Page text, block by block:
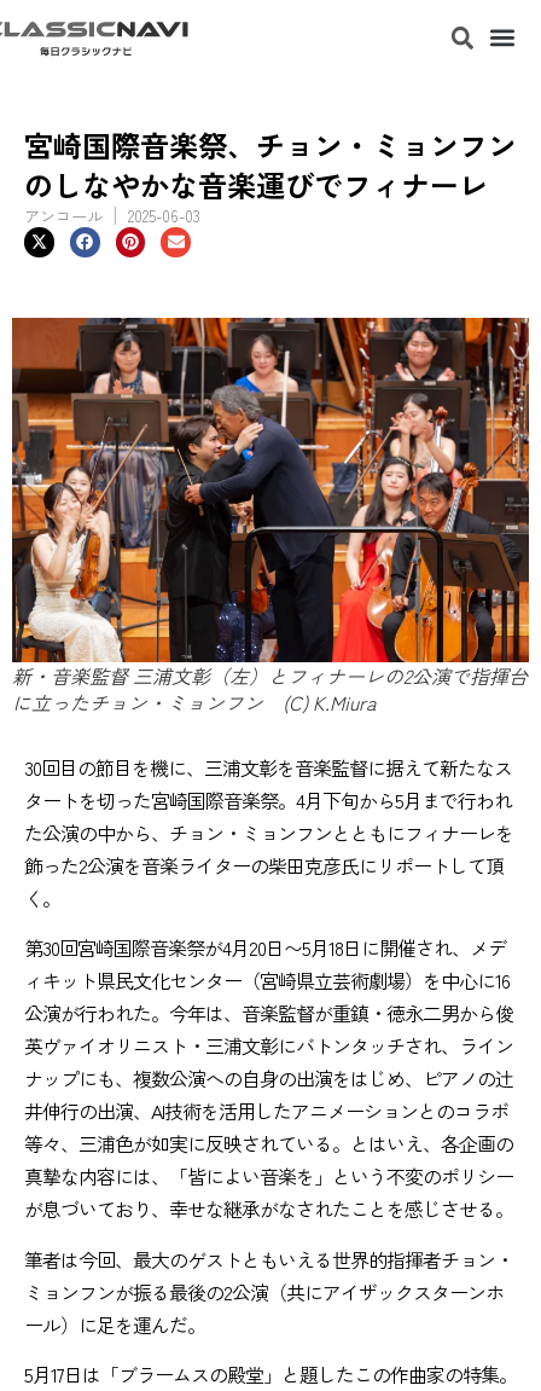
宮崎国際音楽祭、チョン・ミョンフン
のしなやかな音楽運びでフィナーレ
アンコール 2025-06-03
新・音楽監督 三浦文彰（左）とフィナーレの2公演で指揮台
に立ったチョン・ミョンフン (C) K.Miura
30回目の節目を機に、三浦文彰を音楽監督に据えて新たなス
タートを切った宮崎国際音楽祭。4月下旬から5月まで行われ
た公演の中から、チョン・ミョンフンとともにフィナーレを
飾った2公演を音楽ライターの柴田克彦氏にリポートして頂
く。
第30回宮崎国際音楽祭が4月20日〜5月18日に開催され、メデ
ィキット県民文化センター（宮崎県立芸術劇場）を中心に16
公演が行われた。今年は、音楽監督が重鎮・徳永二男から俊
英ヴァイオリニスト・三浦文彰にバトンタッチされ、ライン
ナップにも、複数公演への自身の出演をはじめ、ピアノの辻
井伸行の出演、AI技術を活用したアニメーションとのコラボ
等々、三浦色が如実に反映されている。とはいえ、各企画の
真摯な内容には、「皆によい音楽を」という不変のポリシー
が息づいており、幸せな継承がなされたことを感じさせる。
筆者は今回、最大のゲストともいえる世界的指揮者チョン・
ミョンフンが振る最後の2公演（共にアイザックスターンホ
ール）に足を運んだ。
5月17日は「ブラームスの殿堂」と題したこの作曲家の特集。